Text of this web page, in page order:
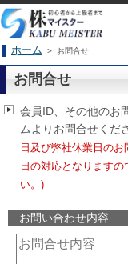
ホーム > お問合せ
お問合せ
会員ID、その他のお
ムよりお問合せくだ
日及び弊社休業日の
日の対応となります
い。)
お問い合わせ内容